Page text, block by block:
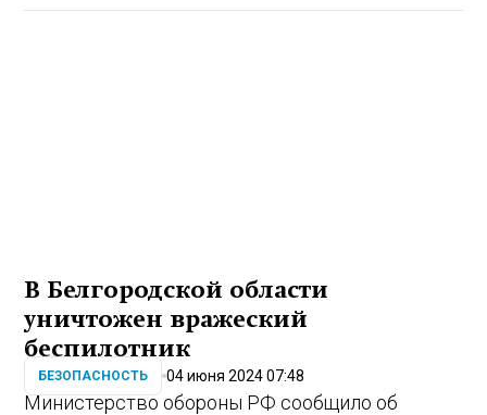
В Белгородской области
уничтожен вражеский
беспилотник
БЕЗОПАСНОСТЬ 04 июня 2024 07:48
Министерство обороны РФ сообщило об